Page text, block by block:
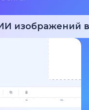
изображений